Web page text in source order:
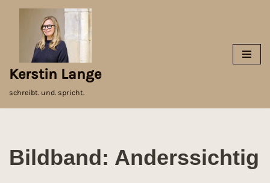
springen
Kerstin Lange
schreibt. und. spricht.
Bildband: Anderssichtig